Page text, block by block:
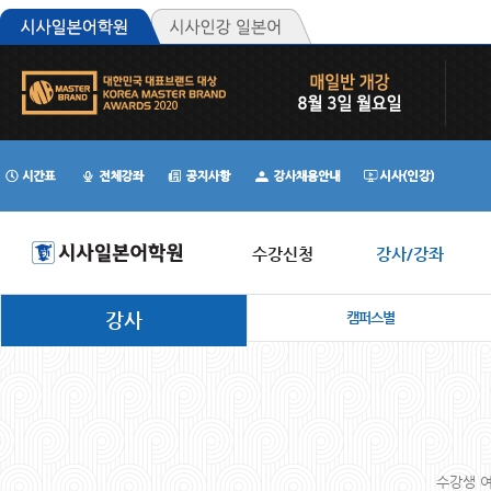
수강신청 강사/강좌
강사 캠퍼스별
수강생